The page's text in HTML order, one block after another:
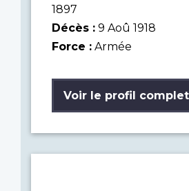
1897
Décès : 9 Aoû 1918
Force : Armée
Voir le profil complet